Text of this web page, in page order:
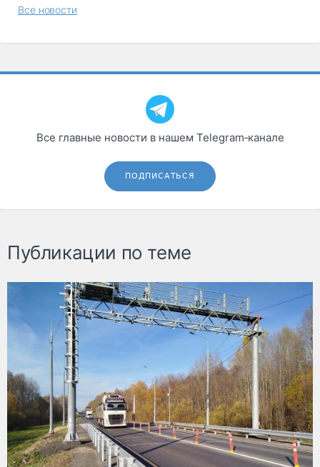
Все новости
Все главные новости в нашем Telegram‑канале
ПОДПИСАТЬСЯ
Публикации по теме